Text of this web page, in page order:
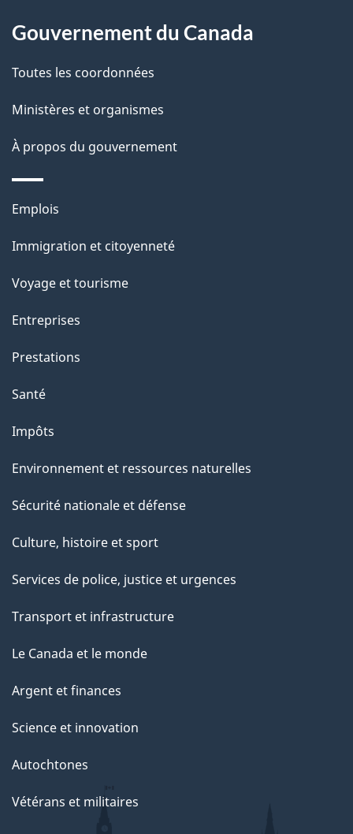
a
p
a
g
e
Gouvernement du Canada
Toutes les coordonnées
Ministères et organismes
À propos du gouvernement
Thèmes
sujets
Emplois
Immigration et citoyenneté
Voyage et tourisme
Entreprises
Prestations
Santé
Impôts
Environnement et ressources naturelles
Sécurité nationale et défense
Culture, histoire et sport
Services de police, justice et urgences
Transport et infrastructure
Le Canada et le monde
Argent et finances
Science et innovation
Autochtones
Vétérans et militaires